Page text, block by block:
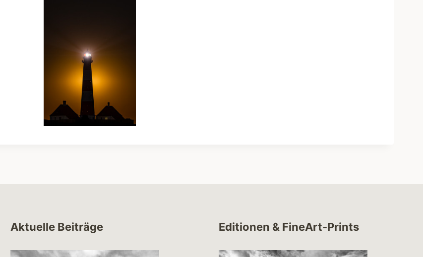
Aktuelle Beiträge Editionen & FineArt-Prints